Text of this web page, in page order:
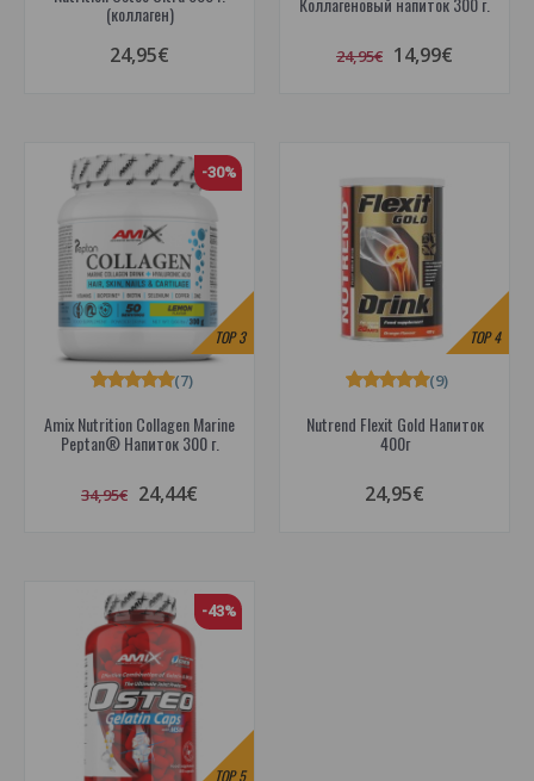
(коллаген)
24,95€ 24,95€ 14,99€
TOP3
-30%
Amix Nutrition Collagen Marine
Peptan® Напиток 300 г.
(7)
34,95€ 24,44€
TOP4
Nutrend Flexit Gold Напиток
400г
(9)
24,95€
TOP5
-43%